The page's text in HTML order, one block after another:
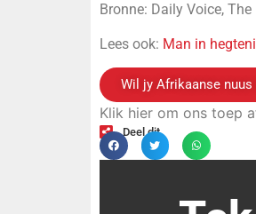
Bronne: Daily Voice,
Lees ook: Man in
Wil jy Afrikaanse
Klik hier om ons toep
Deel dit